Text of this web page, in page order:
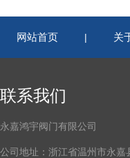
网站首页 | 关
联系我们
永嘉鸿宇阀门有限公司
公司地址：浙江省温州市永